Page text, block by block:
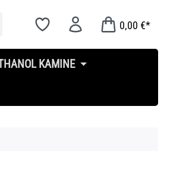
0,00 €*
KAMINE